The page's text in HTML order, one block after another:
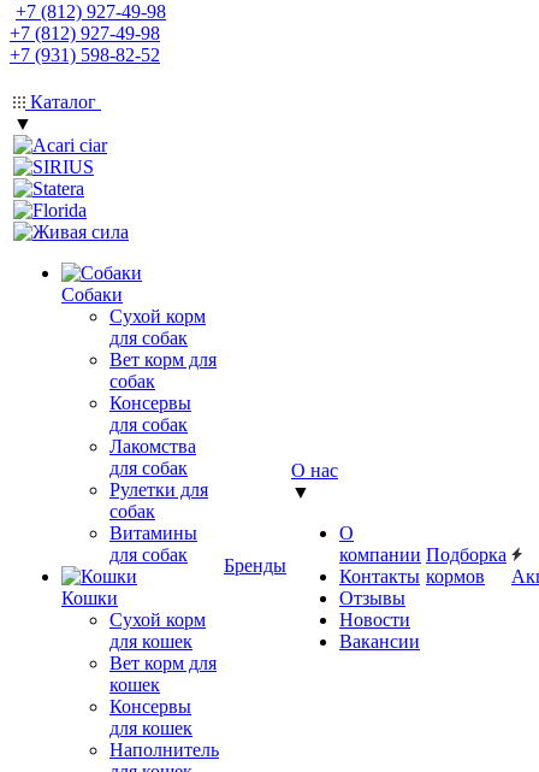
+7 (812) 927-49-98
+7 (812) 927-49-98
+7 (931) 598-82-52
Каталог
▼
Собаки
Сухой корм
для собак
Вет корм для
собак
Консервы
для собак
Лакомства
для собак
Рулетки для
собак
Витамины
для собак
Кошки
Сухой корм
для кошек
Вет корм для
кошек
Консервы
для кошек
Наполнитель
Бренды
О нас
▼
О
компании
Контакты
Отзывы
Новости
Вакансии
Подборка
кормов